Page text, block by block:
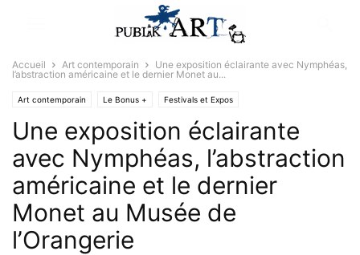
Accueil Art contemporain
Une exposition éclairante avec Nymphéas,
l’abstraction américaine et le dernier Monet au...
Art contemporain Le Bonus + Festivals et Expos
Une exposition éclairante
avec Nymphéas, l’abstraction
américaine et le dernier
Monet au Musée de
l’Orangerie